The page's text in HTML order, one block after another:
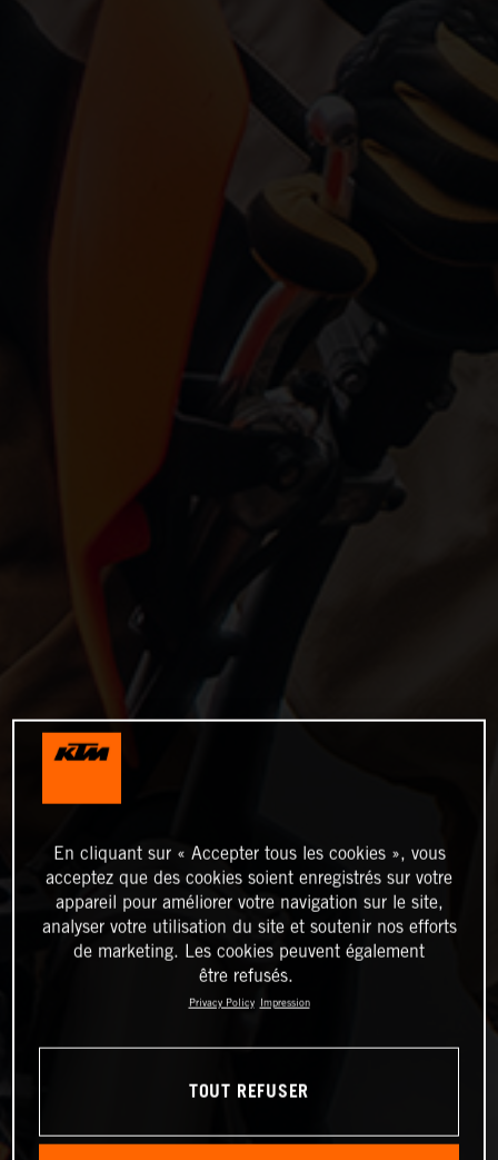
En cliquant sur « Accepter tous les cookies », vous
acceptez que des cookies soient enregistrés sur votre
appareil pour améliorer votre navigation sur le site,
analyser votre utilisation du site et soutenir nos efforts
de marketing. Les cookies peuvent également
être refusés.
Privacy Policy Impression
TOUT REFUSER